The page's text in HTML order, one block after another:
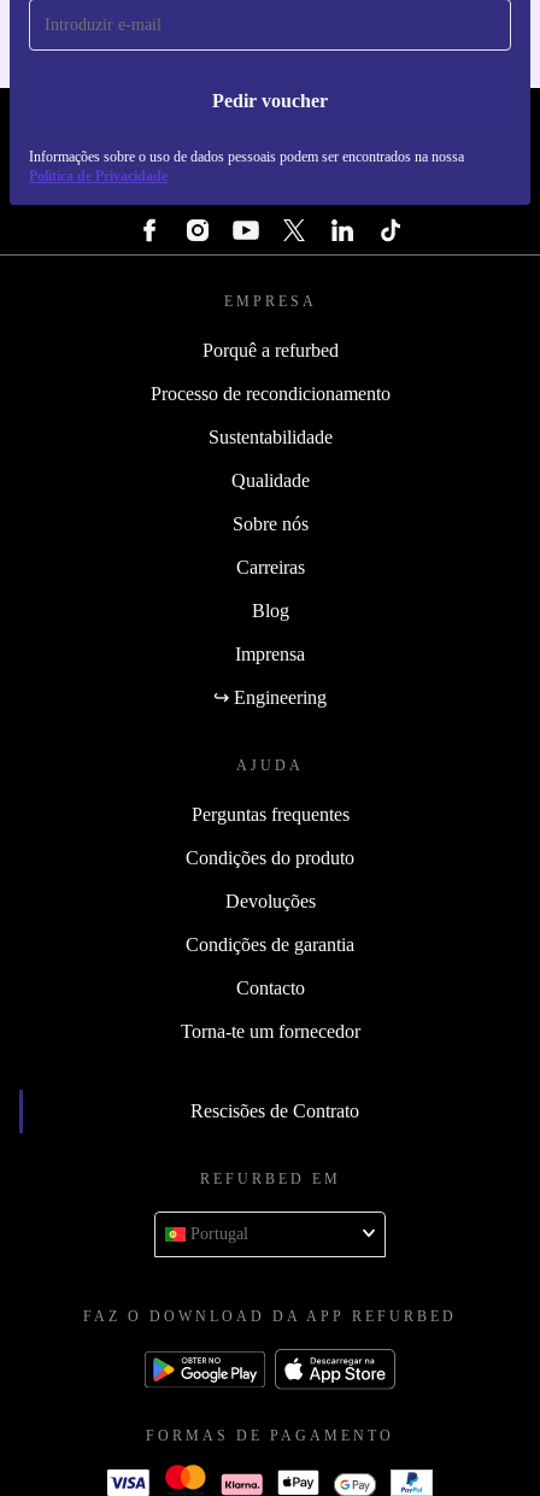
Pedir voucher
Informações sobre o uso de dados pessoais podem ser encontrados na nossa
Política de Privacidade
EMPRESA
Porquê a refurbed
Processo de recondicionamento
Sustentabilidade
Qualidade
Sobre nós
Carreiras
Blog
Imprensa
↪ Engineering
AJUDA
Perguntas frequentes
Condições do produto
Devoluções
Condições de garantia
Contacto
Torna-te um fornecedor
Rescisões de Contrato
REFURBED EM
Portugal
FAZ O DOWNLOAD DA APP REFURBED
FORMAS DE PAGAMENTO